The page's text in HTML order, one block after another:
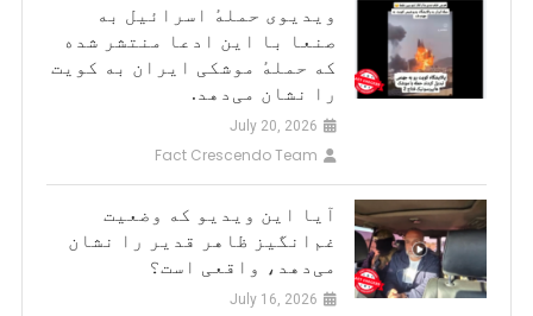
ویدیوی حملهٔ اسرائیل به
صنعا با این ادعا منتشر شده
که حملهٔ موشکی ایران به کویت
را نشان می‌دهد.
July 20, 2026
Fact Crescendo Team
آیا این ویدیو که وضعیت
غم‌انگیز ظاهر قدیر را نشان
می‌دهد، واقعی است؟
July 16, 2026